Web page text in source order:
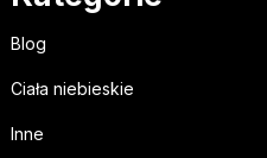
Blog
Ciała niebieskie
Inne